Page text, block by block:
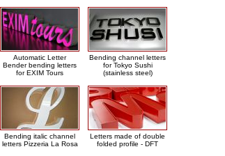
Automatic Letter
Bender bending letters
for EXIM Tours
Bending channel letters
for Tokyo Sushi
(stainless steel)
Bending italic channel
letters Pizzeria La Rosa
Letters made of double
folded profile - DFT